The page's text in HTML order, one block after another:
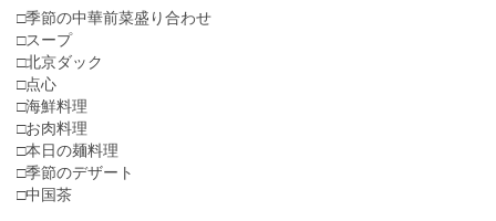
□季節の中華前菜盛り合わせ
□スープ
□北京ダック
□点心
□海鮮料理
□お肉料理
□本日の麺料理
□季節のデザート
□中国茶